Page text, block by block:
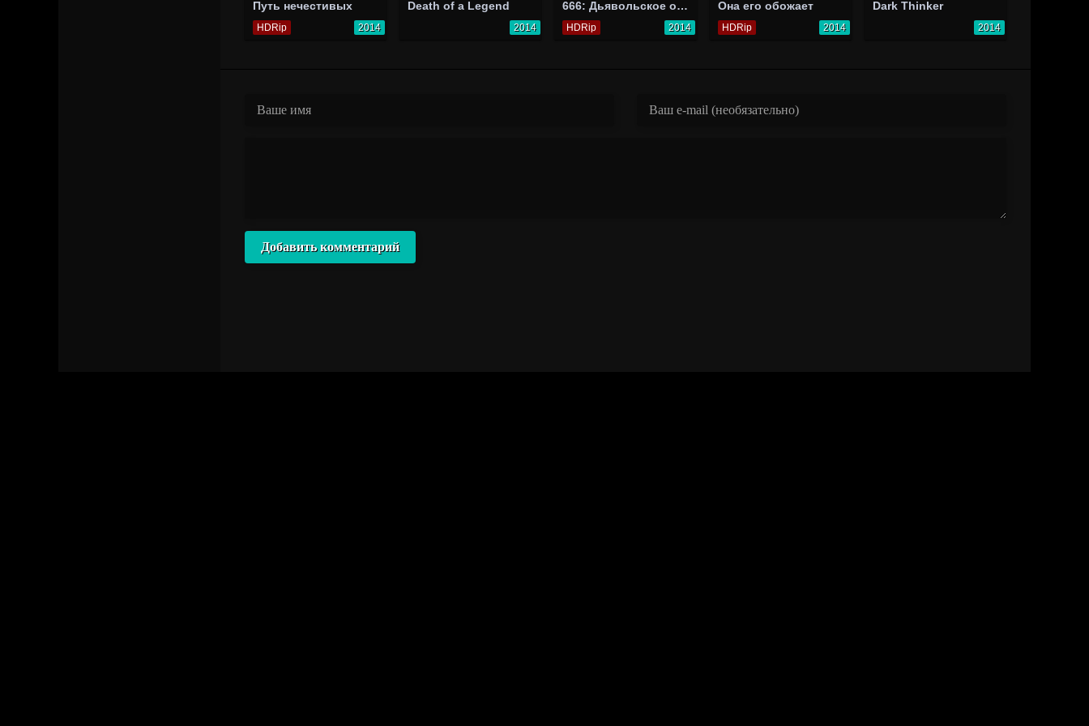
Путь нечестивых
HDRip 2014
Death of a Legend
2014
666: Дьявольское очарование
HDRip 2014
Она его обожает
HDRip 2014
Dark Thinker
2014
Добавить комментарий